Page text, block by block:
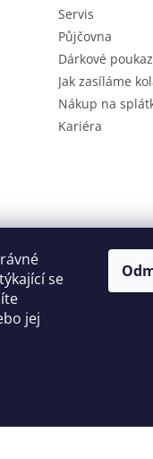
se
jej
Servis
Půjčovna
Dárkové
Jak zasíláme
Nákup na
Kariéra